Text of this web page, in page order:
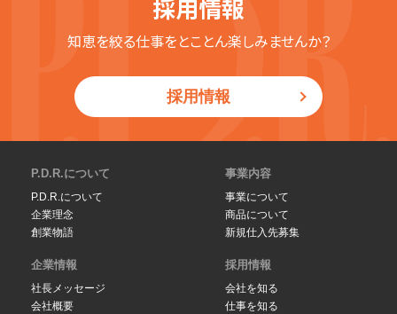
採用情報
知恵を絞る仕事をとことん楽しみませんか？
採用情報
P.D.R.について
P.D.R.について
企業理念
創業物語
事業内容
事業について
商品について
新規仕入先募集
企業情報
社長メッセージ
会社概要
採用情報
会社を知る
仕事を知る